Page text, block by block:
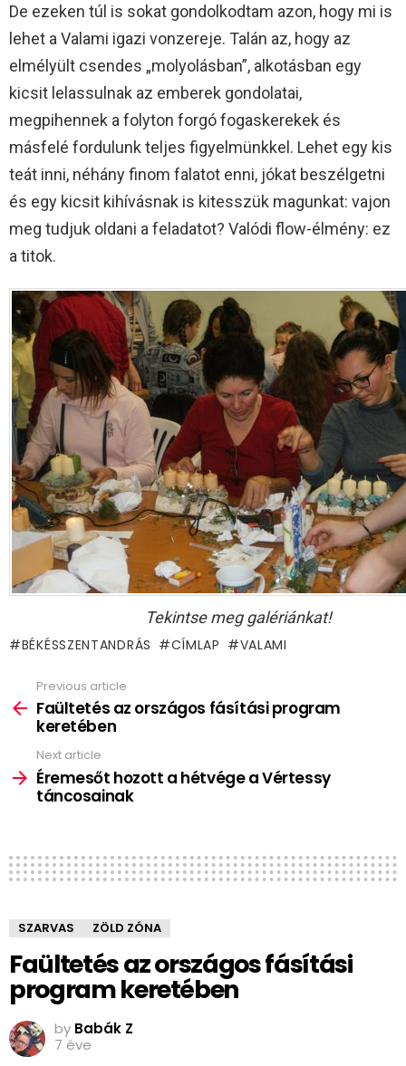
De ezeken túl is sokat gondolkodtam azon, hogy mi is
lehet a Valami igazi vonzereje. Talán az, hogy az
elmélyült csendes „molyolásban”, alkotásban egy
kicsit lelassulnak az emberek gondolatai,
megpihennek a folyton forgó fogaskerekek és
másfelé fordulunk teljes figyelmünkkel. Lehet egy kis
teát inni, néhány finom falatot enni, jókat beszélgetni
és egy kicsit kihívásnak is kitesszük magunkat: vajon
meg tudjuk oldani a feladatot? Valódi flow-élmény: ez
a titok.
Tekintse meg galériánkat!
BÉKÉSSZENTANDRÁS CÍMLAP VALAMI
more
Previous article
Faültetés az országos fásítási program
keretében
Next article
Éremesőt hozott a hétvége a Vértessy
táncosainak
SZARVAS ZÖLD ZÓNA
Faültetés az országos fásítási
program keretében
by Babák Z
7 éve